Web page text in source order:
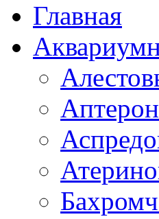
Главная